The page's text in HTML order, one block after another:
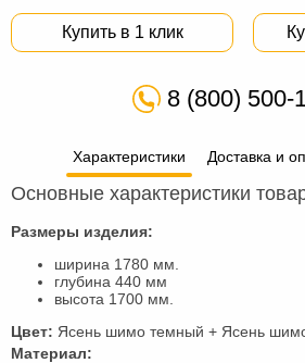
Купить в 1 клик
8 (800) 500-
Характеристики Доставка и
Основные характеристики
Размеры изделия:
ширина 1780 мм.
глубина 440 мм
высота 1700 мм.
Цвет: Ясень шимо темный + Ясень
Материал: